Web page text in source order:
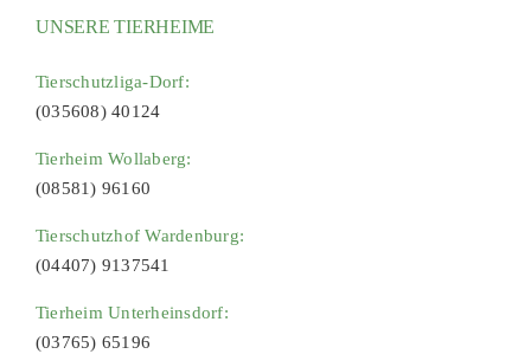
UNSERE TIERHEIME
Tierschutzliga-Dorf:
(035608) 40124
Tierheim Wollaberg:
(08581) 96160
Tierschutzhof Wardenburg:
(04407) 9137541
Tierheim Unterheinsdorf:
(03765) 65196